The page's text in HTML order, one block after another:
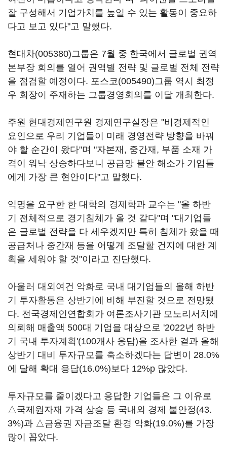
잘 구성해서 기업가치를 높일 수 있는 활동이 중요하
다고 보고 있다"고 말했다.
현대차(005380)그룹은 7월 중 한국에서 글로벌 권역
본부장 회의를 열어 권역별 전략 및 글로벌 전체 전략
을 점검할 예정이다. 포스코(005490)그룹 역시 최정
우 회장이 주재하는 그룹경영회의를 이달 개최한다.
주원 현대경제연구원 경제연구실장은 "비경제적인
요인으로 우리 기업들이 미래 경영전략 방향을 바꿔
야 할 순간이 왔다"며 "자본재, 중간재, 부품 소재 가
격이 워낙 상승하다보니 공급망 불안 해소가 기업들
에게 가장 큰 현안이다"고 말했다.
익명을 요구한 한 대학의 경제학과 교수는 "올 하반
기 전체적으로 경기침체가 올 것 같다"며 "대기업들
은 글로벌 전략을 다 세우겠지만 특히 침체가 왔을 때
공급처나 중간재 등을 어떻게 조달할 건지에 대한 계
획을 세워야 할 것"이라고 진단했다.
아울러 대외여건 악화로 국내 대기업들의 올해 하반
기 투자활동은 상반기에 비해 부진할 것으로 전망됐
다. 전국경제인연합회가 여론조사기관 모노리서치에
의뢰해 매출액 500대 기업을 대상으로 '2022년 하반
기 국내 투자계획'(100개사 응답)을 조사한 결과 올해
상반기 대비 투자규모를 축소하겠다는 답변이 28.0%
에 달해 확대 응답(16.0%)보다 12%p 많았다.
투자규모를 줄이겠다고 응답한 기업들은 그 이유로
△국제원자재 가격 상승 등 국내외 경제 불안정(43.
3%)과 △금융권 자금조달 환경 악화(19.0%)를 가장
많이 꼽았다.